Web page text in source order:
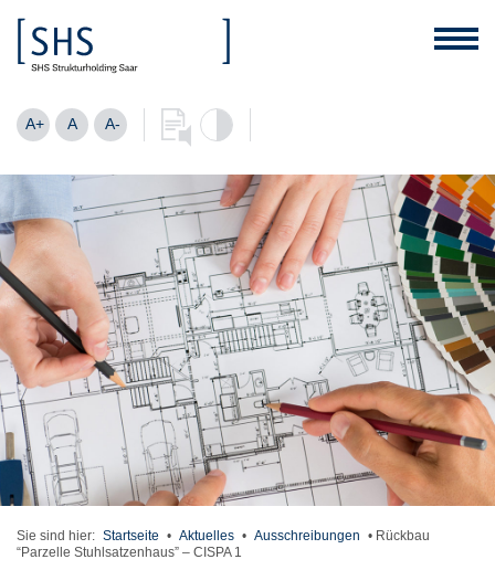
A+ A A-
Sie sind hier: Startseite • Aktuelles • Ausschreibungen • Rückbau
“Parzelle Stuhlsatzenhaus” – CISPA 1